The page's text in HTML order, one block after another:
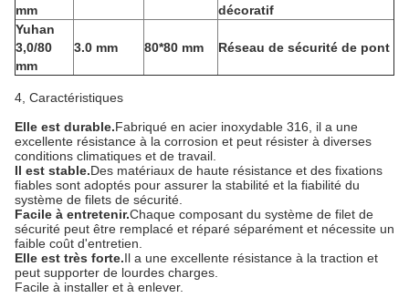
mm
décoratif
Yuhan
3,0/80
mm
3.0 mm 80*80 mm Réseau de sécurité de pont
4, Caractéristiques
Elle est durable.Fabriqué en acier inoxydable 316, il a une
excellente résistance à la corrosion et peut résister à diverses
conditions climatiques et de travail.
Il est stable.Des matériaux de haute résistance et des fixations
fiables sont adoptés pour assurer la stabilité et la fiabilité du
système de filets de sécurité.
Facile à entretenir.Chaque composant du système de filet de
sécurité peut être remplacé et réparé séparément et nécessite un
faible coût d'entretien.
Elle est très forte.Il a une excellente résistance à la traction et
peut supporter de lourdes charges.
Facile à installer et à enlever.